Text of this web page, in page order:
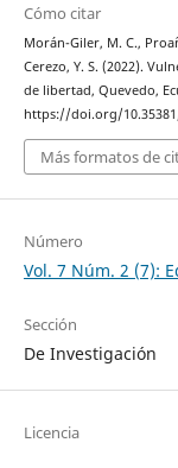
Cómo citar
Morán-Giler, M. C.,
Cerezo, Y. S. (2022).
de libertad, Quevedo,
https://doi.org/
Más formatos de
Número
Vol. 7 Núm. 2 (7):
Sección
De Investigación
Licencia